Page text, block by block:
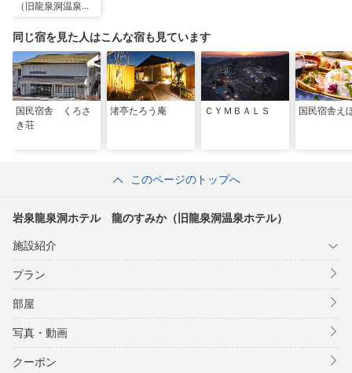
（旧龍泉洞温泉ホ
同じ宿を見た人はこんな宿も見ています
国民宿舎 くろさ
き荘
渚亭たろう庵 ＣＹＭＢＡＬＳ 国民宿舎え
このページのトップへ
岩泉龍泉洞ホテル 龍のすみか（旧龍泉洞温泉ホテル）
施設紹介
プラン
部屋
写真・動画
クーポン